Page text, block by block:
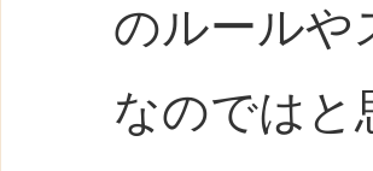
のルールや
なのではと